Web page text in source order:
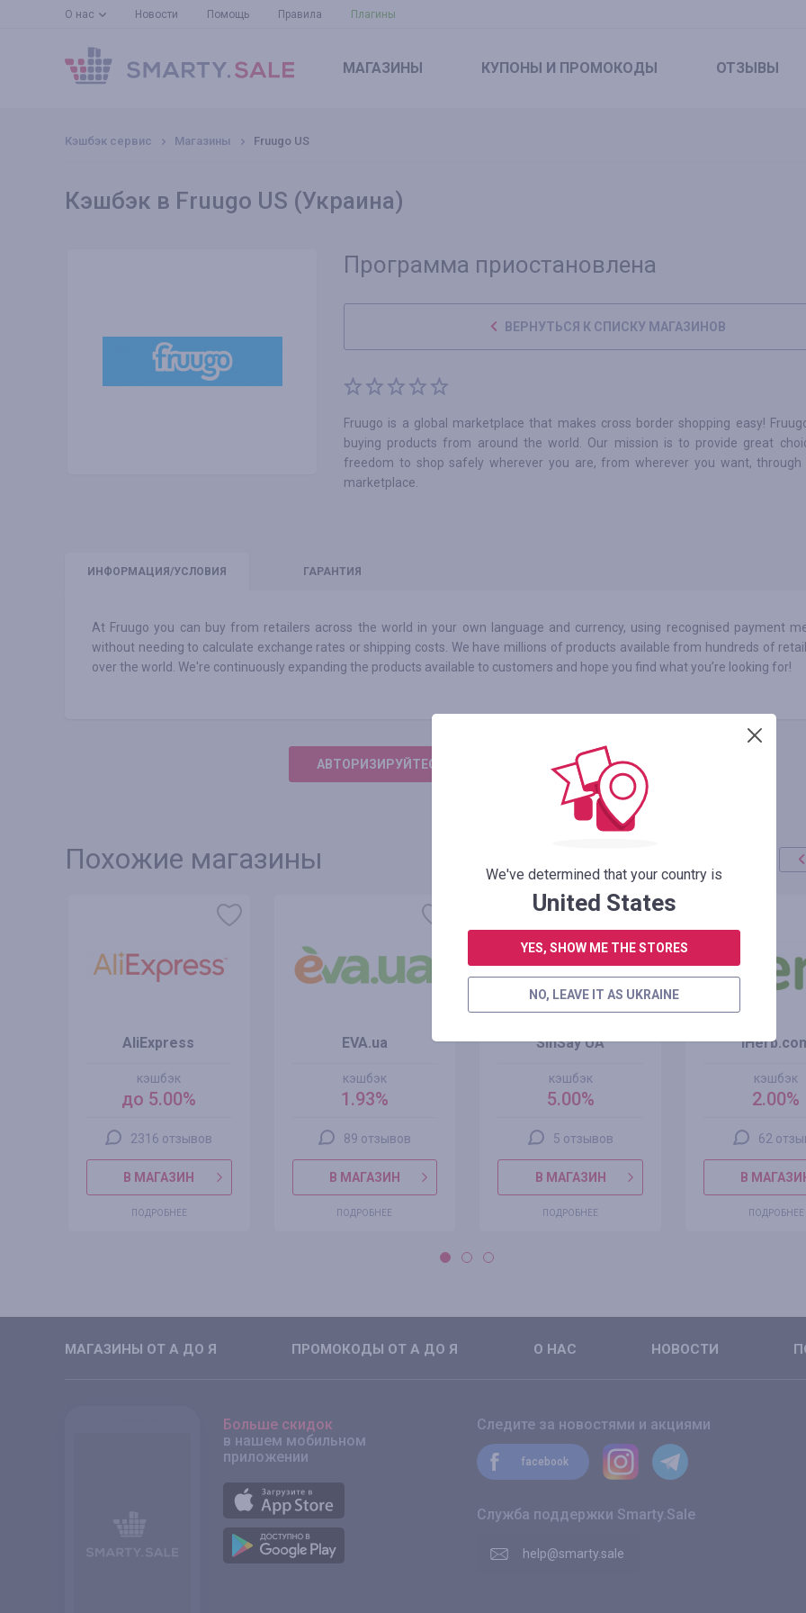
О нас Новости Помощь Правила Плагины
МАГАЗИНЫ КУПОНЫ И ПРОМОКОДЫ ОТЗЫВЫ
Кэшбэк сервис Магазины Fruugo US
Кэшбэк в Fruugo US (Украина)
Программа приостановлена
ВЕРНУТЬСЯ К СПИСКУ МАГАЗИНОВ
Fruugo is a global marketplace that makes cross border shopping easy!
buying products from around the world. Our mission is to provide great
freedom to shop safely wherever you are, from wherever you want, through
marketplace.
ИНФО РМАЦИЯ/УСЛОВИЯ ГАРАНТИЯ
At Fruugo you can buy from retailers across the world in your own language and currency, using recognised payment
without needing to calculate exchange rates or shipping costs. We have millions of products available from hundreds of
over the world. We're continuously expanding the products available to customers and hope you find what you’re looking for!
АВТОРИЗИРУЙТЕСЬ, ЧТОБЫ ОСТАВИТЬ ОТЗЫВ
Похожие магазины
AliExpress
кэшбэк
до 5.00%
2316 отзывов
В МАГАЗИН
ПОДРОБНЕЕ
EVA.ua
кэшбэк
1.93%
89 отзывов
В МАГАЗИН
ПОДРОБНЕЕ
SinSay UA
кэшбэк
5.00%
5 отзывов
В МАГАЗИН
ПОДРОБНЕЕ
кэшбэк
2.00%
62
В
ПОДРОБНЕЕ
МАГАЗИНЫ ОТ А ДО Я ПРОМОКОДЫ ОТ А ДО Я О НАС НОВОСТИ
Больше скидок
в нашем мобильном
приложении
Следите за новостями и акциями
facebook
Служба поддержки Smarty.Sale
help@smarty.sale
We've determined that your country is
United States
YES, SHOW ME THE STORES
NO, LEAVE IT AS UKRAINE